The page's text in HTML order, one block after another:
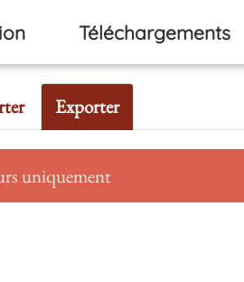
Téléchargements
Exporter
uniquement